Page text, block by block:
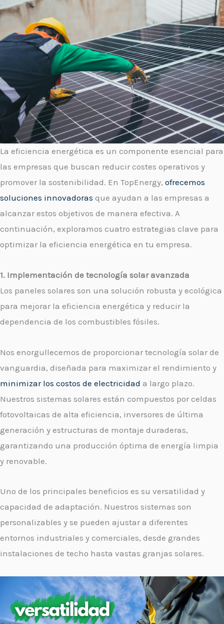
La eficiencia energética es un componente esencial para
las empresas que buscan reducir costes operativos y
promover la sostenibilidad. En TopEnergy, ofrecemos
soluciones innovadoras que ayudan a las empresas a
alcanzar estos objetivos de manera efectiva. A
continuación, exploramos cuatro estrategias clave para
optimizar la eficiencia energética en tu empresa.
1. Implementación de tecnología solar avanzada
Los paneles solares son una solución robusta y ecológica
para mejorar la eficiencia energética y reducir la
dependencia de los combustibles fósiles.
Nos enorgullecemos de proporcionar tecnología solar de
vanguardia, diseñada para maximizar el rendimiento y
minimizar los costos de electricidad a largo plazo.
Nuestros sistemas solares están compuestos por celdas
fotovoltaicas de alta eficiencia, inversores de última
generación y estructuras de montaje duraderas,
garantizando una producción óptima de energía limpia
y renovable.
Uno de los principales beneficios es su versatilidad y
capacidad de adaptación. Nuestros sistemas son
personalizables y se pueden ajustar a diferentes
entornos industriales y comerciales, desde grandes
instalaciones de techo hasta vastas granjas solares.